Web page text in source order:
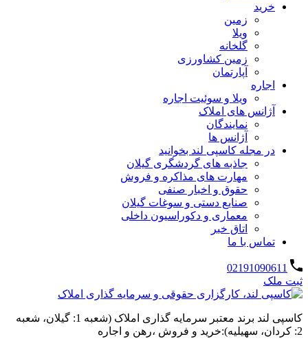
خرید
زمین
ویلا
گلخانه
زمین کشاورزی
آپارتمان
اجاره
ویلا و سوئیت اجاره
آژانس های املاک
نمایندگان
آژانس ها
در مجله کاسپی لند بخوانید
جاذبه های گردشگری گیلان
مهارت های مذاکره و فروش
حقوق و اخبار صنفی
صنایع دستی و سوغات گیلان
معماری و دکوراسیون داخلی
اتاق خبر
تماس با ما
02191090611
ثبت ملک
کاسپی لند برند معتبر سرمایه گذاری املاک (شعبه 1: گیلان، شعبه
2: کردان، سهیلیه):خرید و فروش ،رهن و اجاره